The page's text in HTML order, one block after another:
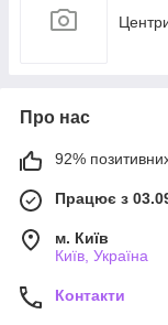
Про нас
92% позитивних
Працює з
м. Київ
Київ, Україна
Контакти